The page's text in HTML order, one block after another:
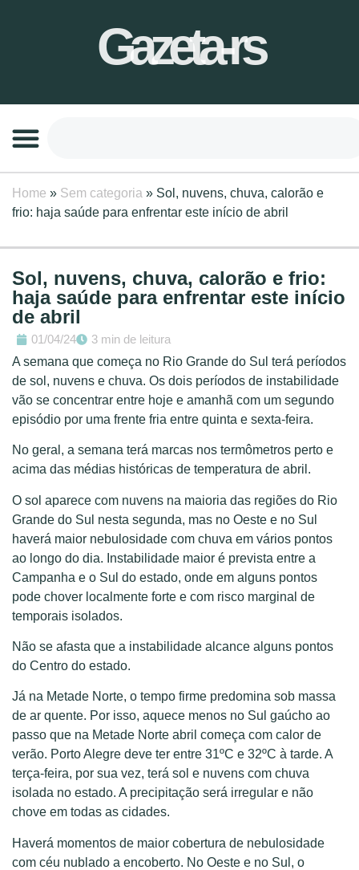
Gazeta-rs
Home » Sem categoria » Sol, nuvens, chuva, calorão e
frio: haja saúde para enfrentar este início de abril
Sol, nuvens, chuva, calorão e frio:
haja saúde para enfrentar este início
de abril
01/04/24
3 min de leitura
A semana que começa no Rio Grande do Sul terá períodos
de sol, nuvens e chuva. Os dois períodos de instabilidade
vão se concentrar entre hoje e amanhã com um segundo
episódio por uma frente fria entre quinta e sexta-feira.
No geral, a semana terá marcas nos termômetros perto e
acima das médias históricas de temperatura de abril.
O sol aparece com nuvens na maioria das regiões do Rio
Grande do Sul nesta segunda, mas no Oeste e no Sul
haverá maior nebulosidade com chuva em vários pontos
ao longo do dia. Instabilidade maior é prevista entre a
Campanha e o Sul do estado, onde em alguns pontos
pode chover localmente forte e com risco marginal de
temporais isolados.
Não se afasta que a instabilidade alcance alguns pontos
do Centro do estado.
Já na Metade Norte, o tempo firme predomina sob massa
de ar quente. Por isso, aquece menos no Sul gaúcho ao
passo que na Metade Norte abril começa com calor de
verão. Porto Alegre deve ter entre 31ºC e 32ºC à tarde. A
terça-feira, por sua vez, terá sol e nuvens com chuva
isolada no estado. A precipitação será irregular e não
chove em todas as cidades.
Haverá momentos de maior cobertura de nebulosidade
com céu nublado a encoberto. No Oeste e no Sul, o